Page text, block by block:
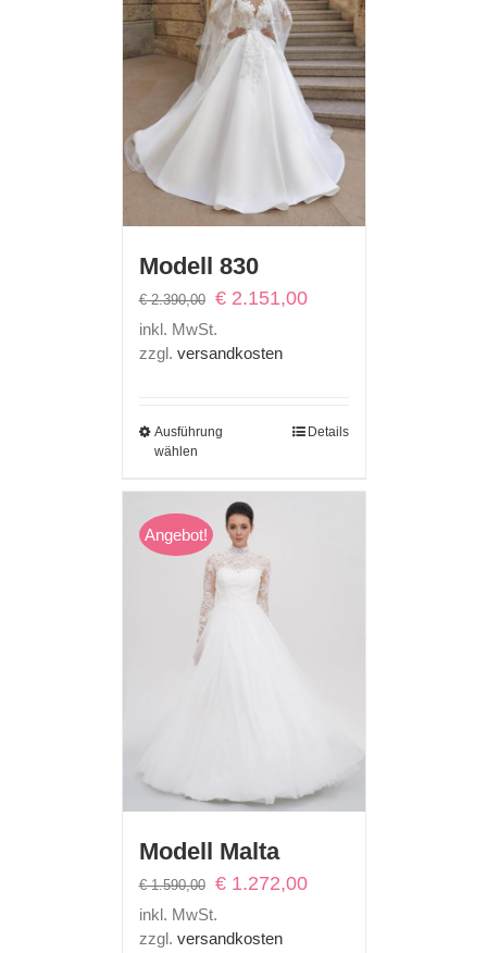
Modell 830
€2.390,00
Ursprünglicher
€2.151,00Aktueller
inkl. MwSt.
zzgl. versandkosten
Ausführung
wählen
Details
Angebot!
Modell Malta
€1.590,00
Ursprünglicher
€1.272,00Aktueller
inkl. MwSt.
zzgl. versandkosten